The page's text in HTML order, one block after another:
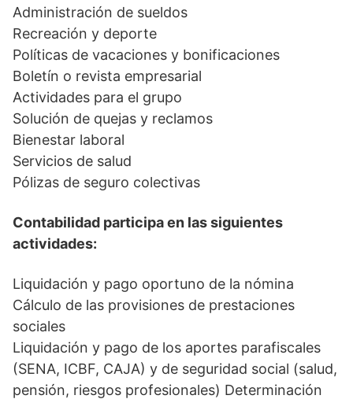
Administración de sueldos
Recreación y deporte
Políticas de vacaciones y bonificaciones
Boletín o revista empresarial
Actividades para el grupo
Solución de quejas y reclamos
Bienestar laboral
Servicios de salud
Pólizas de seguro colectivas
Contabilidad participa en las siguientes
actividades:
Liquidación y pago oportuno de la nómina
Cálculo de las provisiones de prestaciones
sociales
Liquidación y pago de los aportes parafiscales
(SENA, ICBF, CAJA) y de seguridad social (salud,
pensión, riesgos profesionales) Determinación